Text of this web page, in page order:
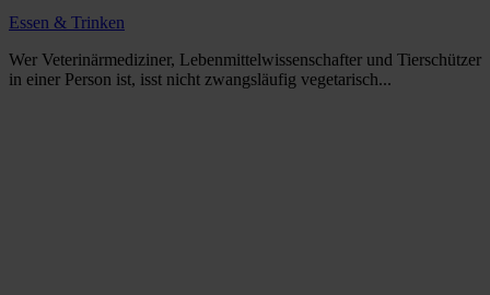
Essen & Trinken
Wer Veterinärmediziner, Lebenmittelwissenschafter und Tierschützer
in einer Person ist, isst nicht zwangsläufig vegetarisch...